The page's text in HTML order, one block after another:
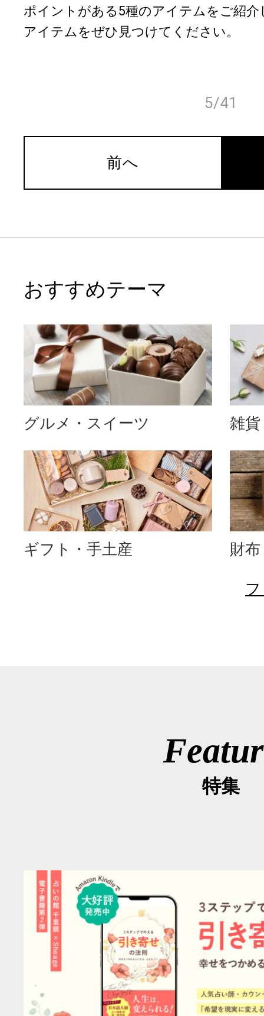
ポイントがある5種のアイテムをご紹
アイテムをぜひ見つけてください。
5/41
前へ
おすすめテーマ
グルメ・スイーツ 雑貨
ギフト・手土産 財
特集